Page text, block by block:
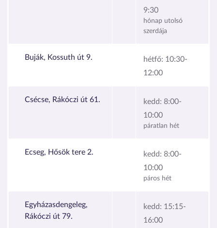
9:30
hónap utolsó
szerdája
Buják, Kossuth út 9. hétfő: 10:30-
12:00
Csécse, Rákóczi út 61. kedd: 8:00-
10:00
páratlan hét
Ecseg, Hősök tere 2. kedd: 8:00-
10:00
páros hét
Egyházasdengeleg,
Rákóczi út 79.
kedd: 15:15-
16:00